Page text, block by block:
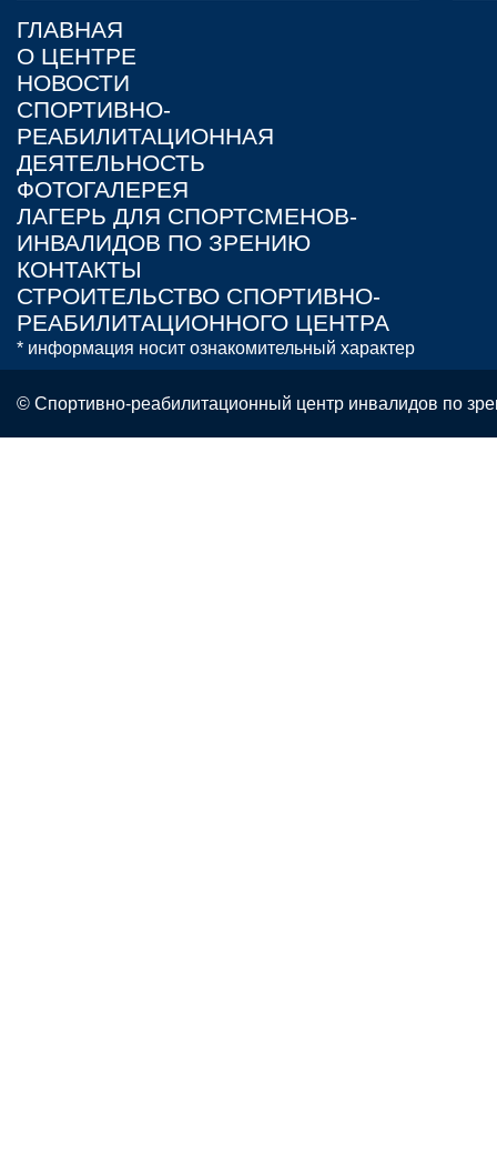
ГЛАВНАЯ
О ЦЕНТРЕ
НОВОСТИ
СПОРТИВНО-
РЕАБИЛИТАЦИОННАЯ
ДЕЯТЕЛЬНОСТЬ
ФОТОГАЛЕРЕЯ
ЛАГЕРЬ ДЛЯ СПОРТСМЕНОВ-
ИНВАЛИДОВ ПО ЗРЕНИЮ
КОНТАКТЫ
СТРОИТЕЛЬСТВО СПОРТИВНО-
РЕАБИЛИТАЦИОННОГО ЦЕНТРА
* информация носит ознакомительный характер
© Спортивно-реабилитационный центр инвалидов по